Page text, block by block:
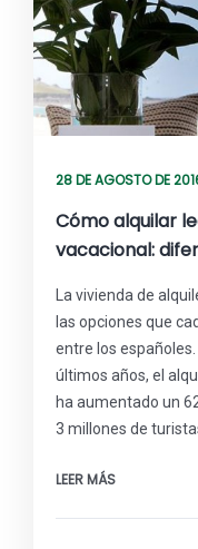
28 DE AGOSTO DE
Cómo alquilar
vacacional:
La vivienda de
las opciones que
entre los
últimos años, el
ha aumentado un
3 millones de
LEER MÁS